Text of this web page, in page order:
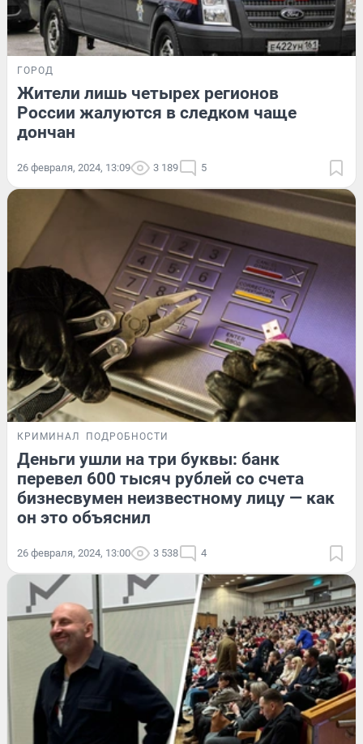
ГОРОД
Жители лишь четырех регионов
России жалуются в следком чаще
дончан
26 февраля, 2024, 13:09 3 189 5
КРИМИНАЛ ПОДРОБНОСТИ
Деньги ушли на три буквы: банк
перевел 600 тысяч рублей со счета
бизнесвумен неизвестному лицу — как
он это объяснил
26 февраля, 2024, 13:00 3 538 4